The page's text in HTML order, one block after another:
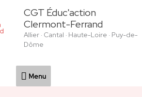
CGT Éduc'action
Clermont-Ferrand
Allier · Cantal · Haute-Loire · Puy-de-
Dôme
Menu
Menu